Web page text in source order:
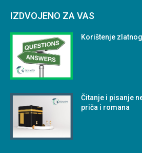
IZDVOJENO ZA VAS
Korištenje
Čitanje i pisanje
priča i romana